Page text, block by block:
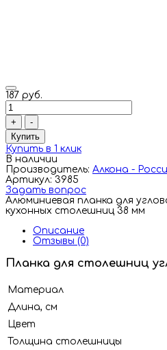
187 руб.
+
-
Купить
Купить в 1 клик
В наличии
Производитель: Алкона -
Артикул: 3985
Задать вопрос
Алюминиевая планка для
кухонных столешниц 38 мм
Описание
Отзывы (0)
Планка для столешниц
Материал
Длина, см
Цвет
Толщина столешницы